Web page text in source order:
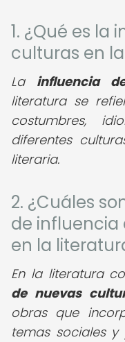
1. ¿Qué es la
culturas en
La influencia
literatura se
costumbres,
diferentes
literaria.
2. ¿Cuáles
de influencia
en la
En la literatura
de nuevas
obras que
temas sociales